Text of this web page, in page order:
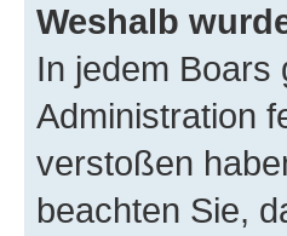
Weshalb
In jedem Boars
Administration
verstoßen
beachten Sie,